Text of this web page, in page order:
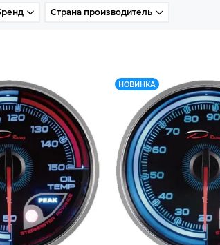
Страна производитель
НОВИНКА